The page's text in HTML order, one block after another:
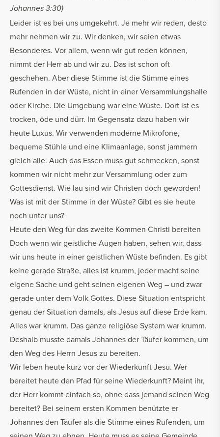
Johannes 3:30)
Leider ist es bei uns umgekehrt. Je mehr wir reden, desto
mehr nehmen wir zu. Wir denken, wir seien etwas
Besonderes. Vor allem, wenn wir gut reden können,
nimmt der Herr ab und wir zu. Das ist schon oft
geschehen. Aber diese Stimme ist die Stimme eines
Rufenden in der Wüste, nicht in einer Versammlungshalle
oder Kirche. Die Umgebung war eine Wüste. Dort ist es
trocken, öde und dürr. Im Gegensatz dazu haben wir
heute Luxus. Wir verwenden moderne Mikrofone,
bequeme Stühle und eine Klimaanlage, sonst jammern
gleich alle. Auch das Essen muss gut schmecken, sonst
kommen wir nicht mehr zur Versammlung oder zum
Gottesdienst. Wie lau sind wir Christen doch geworden!
Was ist mit der Stimme in der Wüste? Gibt es sie heute
noch unter uns?
Heute den Weg für das zweite Kommen Christi bereiten
Doch wenn wir geistliche Augen haben, sehen wir, dass
wir uns heute in einer geistlichen Wüste befinden. Es gibt
keine gerade Straße, alles ist krumm, jeder macht seine
eigene Sache und geht seinen eigenen Weg – und zwar
gerade unter dem Volk Gottes. Diese Situation entspricht
genau der Situation damals, als Jesus auf diese Erde kam.
Alles war krumm. Das ganze religiöse System war krumm.
Deshalb musste damals Johannes der Täufer kommen, um
den Weg des Herrn Jesus zu bereiten.
Wir leben heute kurz vor der Wiederkunft Jesu. Wer
bereitet heute den Pfad für seine Wiederkunft? Meint ihr,
der Herr kommt einfach so, ohne dass jemand seinen Weg
bereitet? Bei seinem ersten Kommen benützte er
Johannes den Täufer als die Stimme eines Rufenden, um